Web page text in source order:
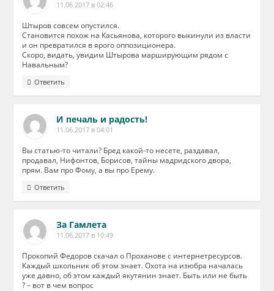
11.06.2017 в 02:46
Штыров совсем опустился.
Становится похож на Касьянова, которого выкинули из власти
и он превратился в ярого оппозиционера.
Скоро, видать, увидим Штырова марширующим рядом с
Навальным?
Ответить
И печаль и радость!
11.06.2017 в 04:01
Вы статью-то читали? Бред какой-то несете, раздавал,
продавал, Нифонтов, Борисов, тайны мадридского двора,
прям. Вам про Фому, а вы про Ерему.
Ответить
За Гамлета
11.06.2017 в 10:49
Прокопий Федоров скачал о Проханове с интернетресурсов.
Каждый школьник об этом знает. Охота на изюбра началась
уже давно, об этом каждый якутянин знает. Быть или не быть
? – вот в чем вопрос